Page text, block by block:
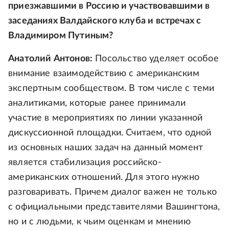
приезжавшими в Россию и участвовавшими в
заседаниях Валдайского клуба и встречах с
Владимиром Путиным?
Анатолий Антонов: Посольство уделяет особое
внимание взаимодействию с американским
экспертным сообществом. В том числе с теми
аналитиками, которые ранее принимали
участие в мероприятиях по линии указанной
дискуссионной площадки. Считаем, что одной
из основных наших задач на данный момент
является стабилизация российско-
американских отношений. Для этого нужно
разговаривать. Причем диалог важен не только
с официальными представителями Вашингтона,
но и с людьми, к чьим оценкам и мнению